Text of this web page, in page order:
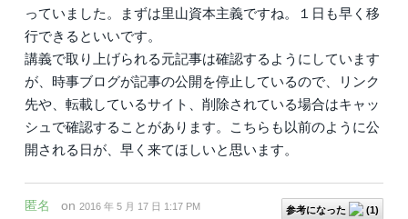
っていました。まずは里山資本主義ですね。１日も早く移
行できるといいです。
講義で取り上げられる元記事は確認するようにしています
が、時事ブログが記事の公開を停止しているので、リンク
先や、転載しているサイト、削除されている場合はキャッ
シュで確認することがあります。こちらも以前のように公
開される日が、早く来てほしいと思います。
参考になった (1)
匿名 on 2016 年 5 月 17 日 1:17 PM